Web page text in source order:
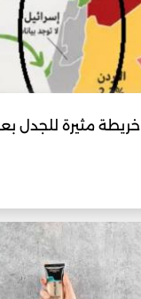
خريطة مثيرة للجدل